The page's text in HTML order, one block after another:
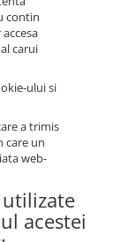
contin
carui
ului si
a trimis
care un
web-
acestei